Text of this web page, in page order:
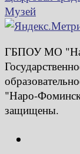
Музей
ГБПОУ МО
"Наро-
защищены.